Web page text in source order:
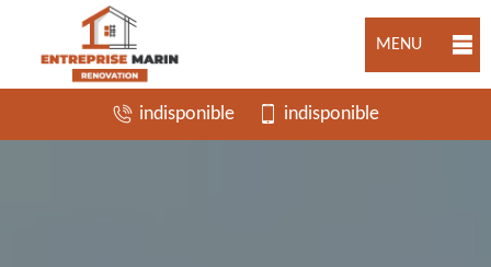
MENU
indisponible indisponible